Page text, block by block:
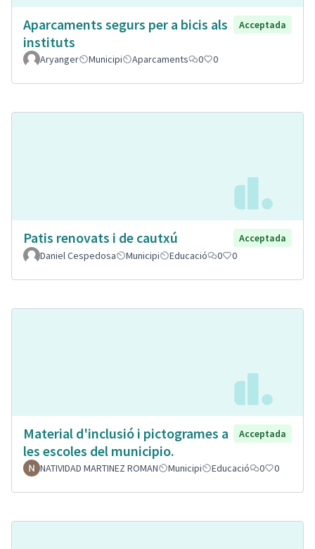
Aparcaments segurs per a bicis als
instituts
Acceptada
Aryanger Municipi Aparcaments 0 0
Patis renovats i de cautxú
Acceptada
Daniel Cespedosa
Municipi Educació 0 0
Material d'inclusió i pictogrames a
les escoles del municipio.
Acceptada
NATIVIDAD MARTINEZ ROMAN Municipi Educació 0 0